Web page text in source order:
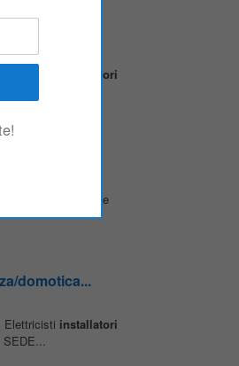
domotica...
installatori
delle energie
domotica...
Elettricisti installatori
SEDE...